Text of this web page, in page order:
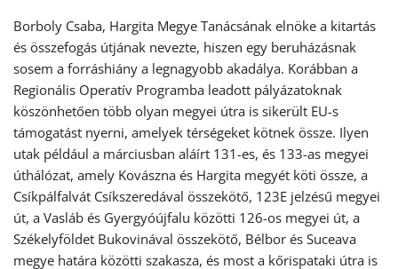
Borboly Csaba, Hargita Megye Tanácsának elnöke a kitartás
és összefogás útjának nevezte, hiszen egy beruházásnak
sosem a forráshiány a legnagyobb akadálya. Korábban a
Regionális Operatív Programba leadott pályázatoknak
köszönhetően több olyan megyei útra is sikerült EU-s
támogatást nyerni, amelyek térségeket kötnek össze. Ilyen
utak például a márciusban aláírt 131-es, és 133-as megyei
úthálózat, amely Kovászna és Hargita megyét köti össze, a
Csíkpálfalvát Csíkszeredával összekötő, 123E jelzésű megyei
út, a Vasláb és Gyergyóújfalu közötti 126-os megyei út, a
Székelyföldet Bukovinával összekötő, Bélbor és Suceava
megye határa közötti szakasza, és most a kőrispataki útra is